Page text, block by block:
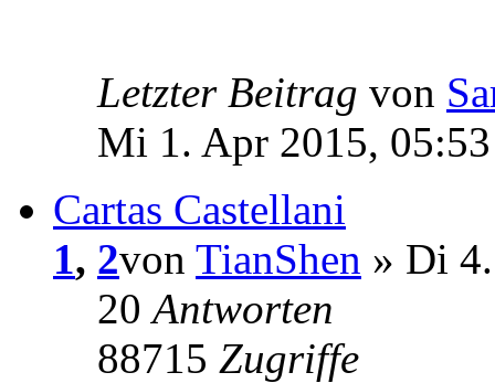
Letzter Beitrag von
Mi 1. Apr 2015, 05:53
Cartas Castellani
1, 2von TianShen » Di
20Antworten
88715 Zugriffe